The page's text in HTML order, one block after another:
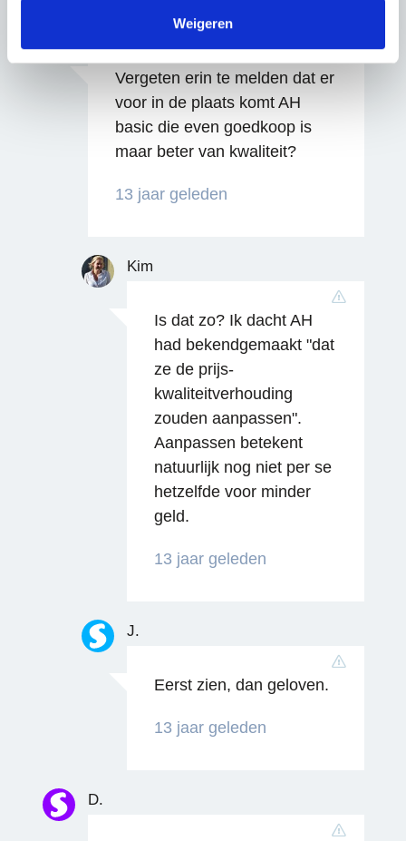
kunnen ontvangen en verwerken.
Weigeren
Vergeten erin te melden dat er
voor in de plaats komt AH
basic die even goedkoop is
maar beter van kwaliteit?
13 jaar geleden
Kim
Is dat zo? Ik dacht AH
had bekendgemaakt "dat
ze de prijs-
kwaliteitverhouding
zouden aanpassen".
Aanpassen betekent
natuurlijk nog niet per se
hetzelfde voor minder
geld.
13 jaar geleden
J.
Eerst zien, dan geloven.
13 jaar geleden
D.